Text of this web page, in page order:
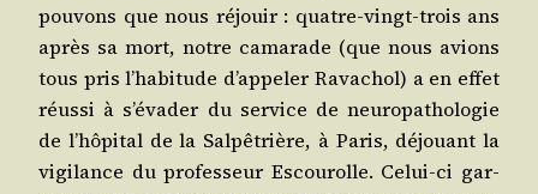
pou­vons que nous réjouir : quatre-vingt-trois ans
après sa mort, notre cama­rade (que nous avions
tous pris l’ha­bi­tude d’ap­pe­ler Rava­chol) a en effet
réus­si à s’é­va­der du ser­vice de neu­ro­pa­tho­lo­gie
de l’hô­pi­tal de la Sal­pê­trière, à Paris, déjouant la
vigi­lance du pro­fes­seur Escou­rolle. Celui-ci gar­